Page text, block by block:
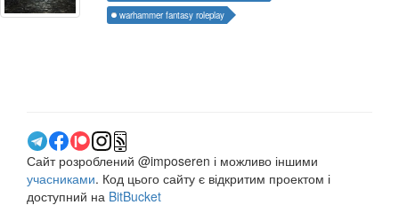
warhammer fantasy roleplay
Сайт розроблений @imposeren і можливо іншими
учасниками. Код цього сайту є відкритим проектом і
доступний на BitBucket